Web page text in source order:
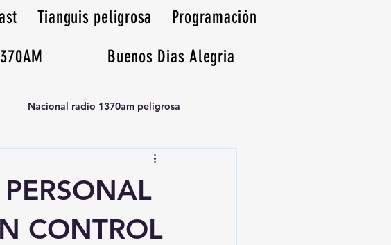
Tianguis peligrosa
Programación
Buenos Dias Alegria
Nacional radio 1370am peligrosa
CONTROL